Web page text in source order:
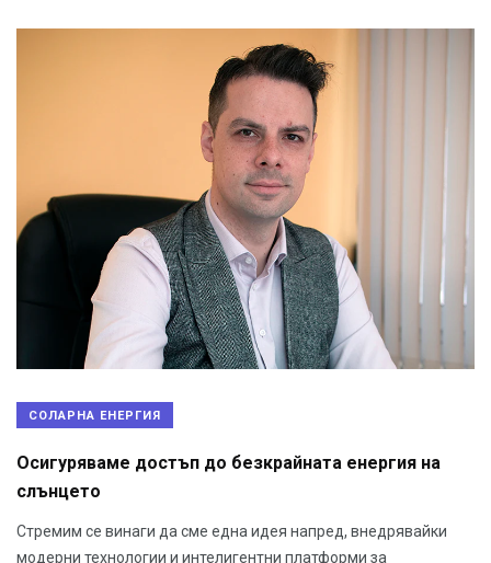
СОЛАРНА ЕНЕРГИЯ
Осигуряваме достъп до безкрайната енергия на
слънцето
Стремим се винаги да сме една идея напред, внедрявайки
модерни технологии и интелигентни платформи за